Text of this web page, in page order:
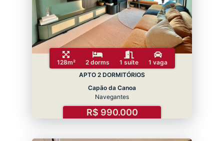
128m² 2 dorms 1 suíte
1 vaga
APTO 2 DORMITÓRIOS
Capão da Canoa
Navegantes
R$ 990.000